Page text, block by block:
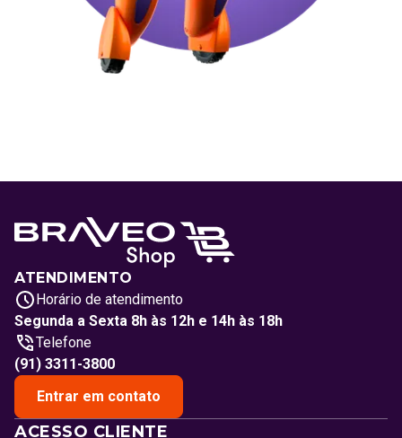
ATENDIMENTO
Horário de atendimento
Segunda a Sexta 8h às 12h e 14h às 18h
Telefone
(91) 3311-3800
Entrar em contato
ACESSO CLIENTE